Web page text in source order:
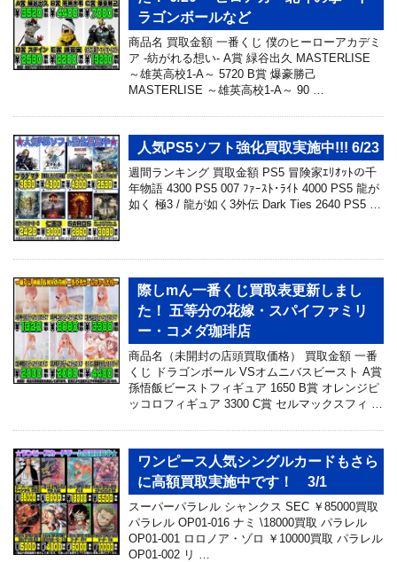
ラゴンボールなど
商品名 買取金額 一番くじ 僕のヒーローアカデミ
ア -紡がれる想い- A賞 緑谷出久 MASTERLISE
～雄英高校1-A～ 5720 B賞 爆豪勝己
MASTERLISE ～雄英高校1-A～ 90 …
人気PS5ソフト強化買取実施中!!! 6/23
週間ランキング 買取金額 PS5 冒険家ｴﾘｵｯﾄの千
年物語 4300 PS5 007 ﾌｧｰｽﾄ･ﾗｲﾄ 4000 PS5 龍が
如く 極3 / 龍が如く3外伝 Dark Ties 2640 PS5 …
際しmん一番くじ買取表更新しまし
た！ 五等分の花嫁・スパイファミリ
ー・コメダ珈琲店
商品名（未開封の店頭買取価格） 買取金額 一番
くじ ドラゴンボール VSオムニバスビースト A賞
孫悟飯ビーストフィギュア 1650 B賞 オレンジピ
ッコロフィギュア 3300 C賞 セルマックスフィ …
ワンピース人気シングルカードもさら
に高額買取実施中です！ 3/1
スーパーパラレル シャンクス SEC ￥85000買取
パラレル OP01-016 ナミ \18000買取 パラレル
OP01-001 ロロノア・ゾロ ￥10000買取 パラレル
OP01-002 リ …